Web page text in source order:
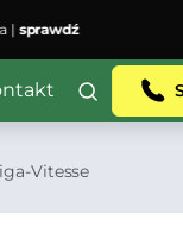
Vitesse